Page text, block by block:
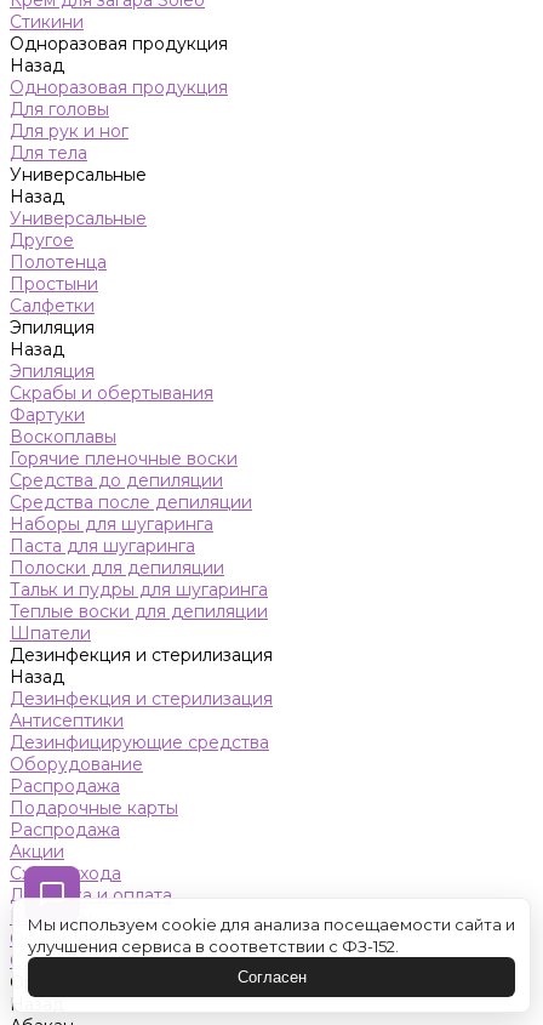
Стикини
Одноразовая продукция
Назад
Одноразовая продукция
Для головы
Для рук и ног
Для тела
Универсальные
Назад
Универсальные
Другое
Полотенца
Простыни
Салфетки
Эпиляция
Назад
Эпиляция
Скрабы и обертывания
Фартуки
Воскоплавы
Горячие пленочные воски
Средства до депиляции
Средства после депиляции
Наборы для шугаринга
Паста для шугаринга
Полоски для депиляции
Тальк и пудры для шугаринга
Теплые воски для депиляции
Шпатели
Дезинфекция и стерилизация
Назад
Дезинфекция и стерилизация
Антисептики
Дезинфицирующие средства
Оборудование
Распродажа
Подарочные карты
Распродажа
Акции
Схемы ухода
Доставка и оплата
Контакты
Обучение
Салон красоты
Оренбург
Назад
Мы используем cookie для анализа посещаемости сайта и
улучшения сервиса в соответствии с ФЗ-152.
Согласен